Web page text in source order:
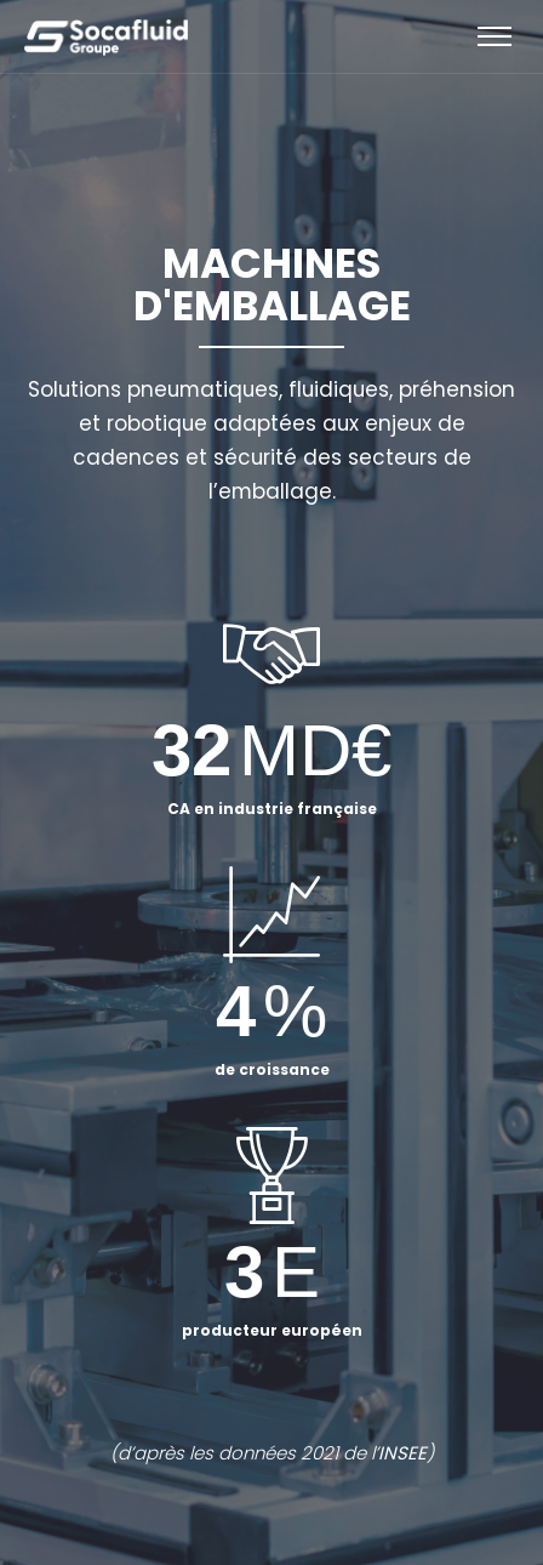
MACHINES
D'EMBALLAGE
Solutions pneumatiques, fluidiques, préhension
et robotique adaptées aux enjeux de
cadences et sécurité des secteurs de
l’emballage.
32MD€
CA en industrie française
4%
de croissance
3E
producteur européen
(d’après les données 2021 de l’INSEE)